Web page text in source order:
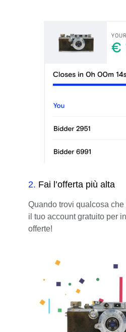
2. Fai l’offerta più alta
Quando trovi qualcosa che
il tuo account gratuito per
offerte!